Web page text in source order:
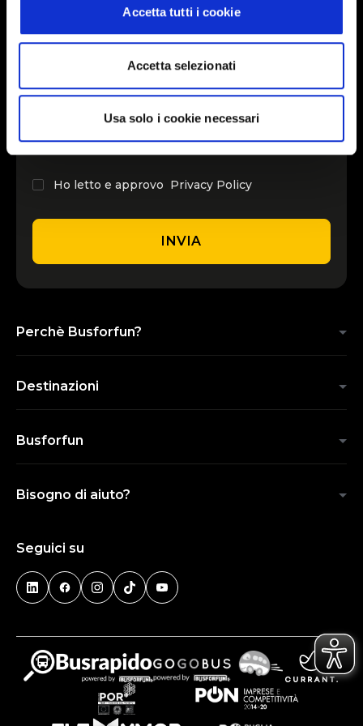
dalla Dichiarazione sui cookie.
Utilizziamo i cookie per personalizzare contenuti ed
analizzare il nostro traffico. Condividiamo inoltre
informazioni sul modo in cui utilizza il nostro sito con i
nostri partner che si occupano di analisi dei dati web,
pubblicità e social media, i quali potrebbero combinarle
raccolto dal suo utilizzo dei loro servizi.
Accetta tutti i cookie
Accetta selezionati
Usa solo i cookie necessari
INSERISCI IL TUO NOME
Ho letto e approvo Privacy Policy
INVIA
Perchè Busforfun?
Destinazioni
Busforfun
Bisogno di aiuto?
Seguici su